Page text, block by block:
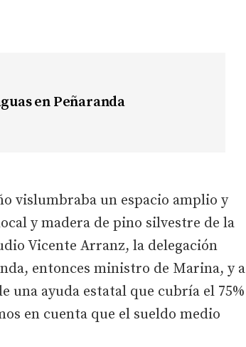
en Peñaranda
vislumbraba un espacio amplio y
y madera de pino silvestre de la
Vicente Arranz, la delegación
entonces ministro de Marina, y a
una ayuda estatal que cubría el 75%
en cuenta que el sueldo medio